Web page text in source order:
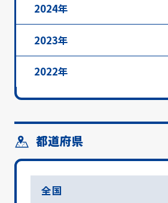
2024年
2023年
2022年
都道府県
全国